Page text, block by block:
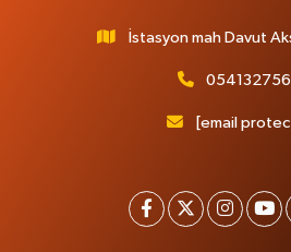
İstasyon mah Davut
[email